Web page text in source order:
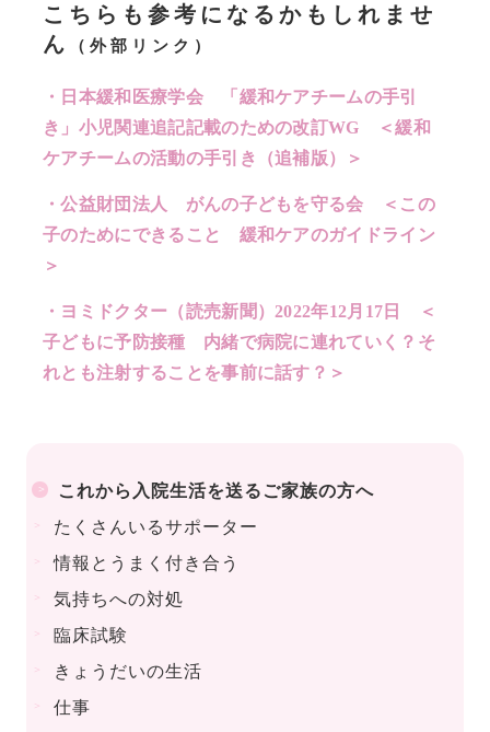
これから入院生活を送る ご家族の方へ
たくさんいるサポーター
情報とうまく付き合う
気持ちへの対処
臨床試験
きょうだいの生活
仕事
こちらも参考になるかもしれませ
ん
（外部リンク）
日本緩和医療学会 「緩和ケアチームの手引
き」小児関連追記記載のための改訂WG ＜緩和
ケアチームの活動の手引き（追補版）＞
公益財団法人 がんの子どもを守る会 ＜この
子のためにできること 緩和ケアのガイドライン
＞
ヨミドクター（読売新聞）2022年12月17日 ＜
子どもに予防接種 内緒で病院に連れていく？そ
れとも注射することを事前に話す？＞